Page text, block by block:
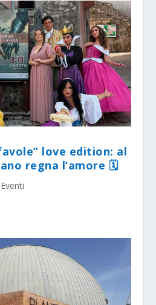
love edition: al
regna l’amore 🗓
Eventi